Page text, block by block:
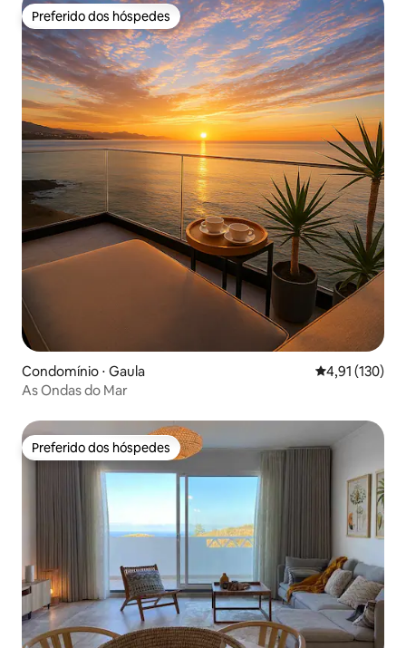
Preferido dos hóspedes
Preferido dos hóspedes
Condomínio ⋅ Gaula 4,91 de uma
4,91 (130)
As Ondas do Mar
Preferido dos hóspedes
Preferido dos hóspedes